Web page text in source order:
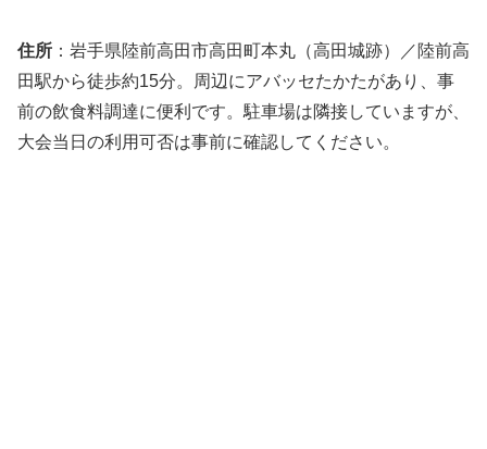
住所 ：岩手県陸前高田市高田町本丸（高田城跡）／陸前高
田駅から徒歩約15分。周辺にアバッセたかたがあり、事
前の飲食料調達に便利です。駐車場は隣接していますが、
大会当日の利用可否は事前に確認してください。